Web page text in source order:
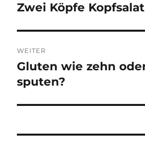
Vorheriger
Zwei Köpfe Kopfsalat
WEITER
Nächster
Beitrag:
Gluten wie zehn
sputen?